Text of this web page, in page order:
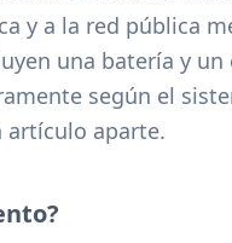
y a la red pública
una batería y
según el
artículo aparte.